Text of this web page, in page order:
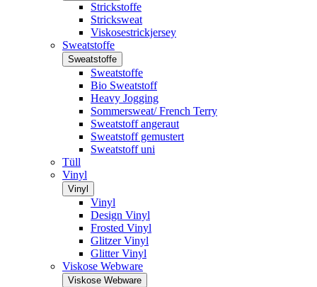
Strickstoffe
Stricksweat
Viskosestrickjersey
Sweatstoffe
Sweatstoffe
Sweatstoffe
Bio Sweatstoff
Heavy Jogging
Sommersweat/ French Terry
Sweatstoff angeraut
Sweatstoff gemustert
Sweatstoff uni
Tüll
Vinyl
Vinyl
Vinyl
Design Vinyl
Frosted Vinyl
Glitzer Vinyl
Glitter Vinyl
Viskose Webware
Viskose Webware